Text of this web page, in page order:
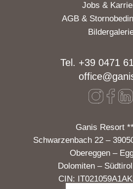
Jobs &
AGB &
Tel. +39 0471
Ganis Resort
Schwarzenbach 22 –
Obereggen –
Dolomiten –
CIN: